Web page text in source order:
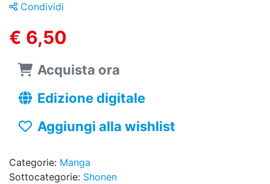
Condividi
€ 6,50
Acquista ora
Edizione digitale
Aggiungi alla wishlist
Categorie: Manga
Sottocategorie: Shonen